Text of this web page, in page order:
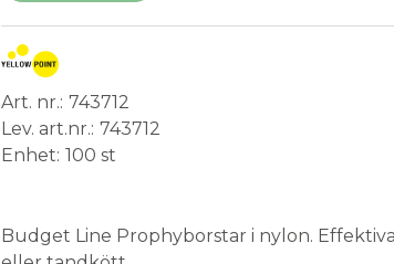
Art. nr. 743712
Lev. art.nr. 743712
Enhet 100 st
Budget Line Prophyborstar i nylon.